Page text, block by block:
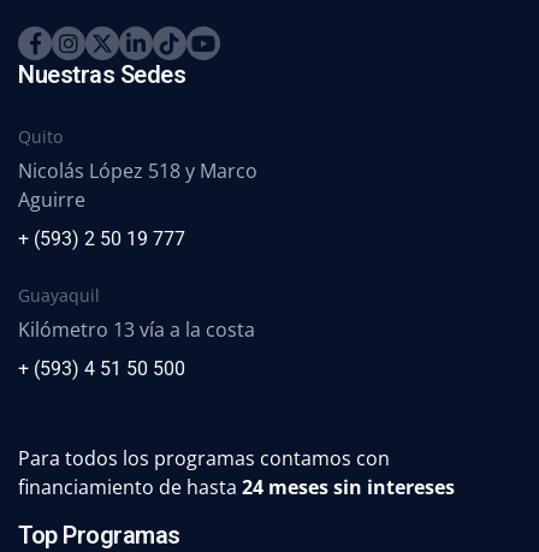
Nuestras Sedes
Quito
Nicolás López 518 y Marco
Aguirre
+ (593) 2 50 19 777
Guayaquil
Kilómetro 13 vía a la costa
+ (593) 4 51 50 500
Para todos los programas contamos con
financiamiento de hasta 24 meses sin intereses
Top Programas